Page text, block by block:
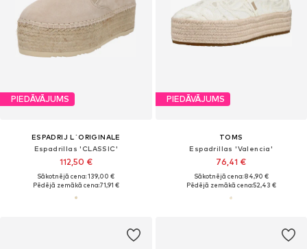
PIEDĀVĀJUMS
ESPADRIJ L´ORIGINALE
Espadrillas 'CLASSIC'
112,50 €
Sākotnējā cena: 139,00 €
Pēdējā zemākā cena:71,91 €
PIEDĀVĀJUMS
TOMS
Espadrillas 'Valencia'
76,41 €
Sākotnējā cena: 84,90 €
Pēdējā zemākā cena:52,43 €